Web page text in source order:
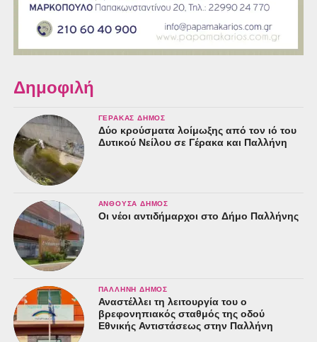
Δημοφιλή
ΓΈΡΑΚΑΣ ΔΉΜΟΣ
Δύο κρούσματα λοίμωξης από τον ιό του
Δυτικού Νείλου σε Γέρακα και Παλλήνη
ΑΝΘΟΎΣΑ ΔΉΜΟΣ
Οι νέοι αντιδήμαρχοι στο Δήμο Παλλήνης
ΠΑΛΛΉΝΗ ΔΉΜΟΣ
Αναστέλλει τη λειτουργία του ο
βρεφονηπιακός σταθμός της οδού
Εθνικής Αντιστάσεως στην Παλλήνη